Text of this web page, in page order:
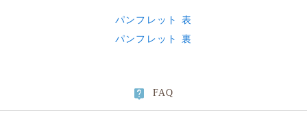
パンフレット 表
パンフレット 裏
FAQ